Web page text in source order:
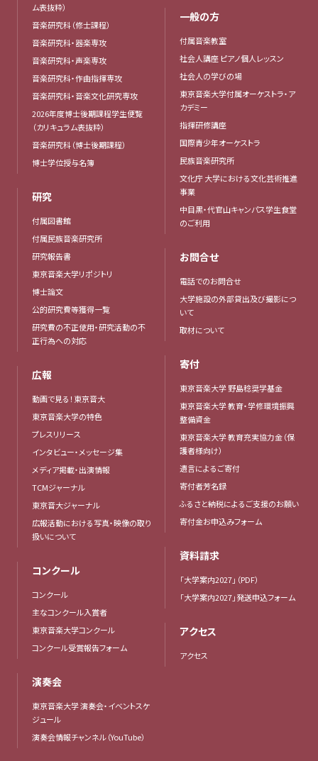
ム表抜粋）
音楽研究科（修士課程）
音楽研究科・器楽専攻
音楽研究科・声楽専攻
音楽研究科・作曲指揮専攻
音楽研究科・音楽文化研究専攻
2026年度博士後期課程学生便覧
（カリキュラム表抜粋）
音楽研究科（博士後期課程）
博士学位授与名簿
研究
付属図書館
付属民族音楽研究所
研究報告書
東京音楽大学リポジトリ
博士論文
公的研究費等獲得一覧
研究費の不正使用・研究活動の不
正行為への対応
広報
動画で見る！東京音大
東京音楽大学の特色
プレスリリース
インタビュー・メッセージ集
メディア掲載・出演情報
TCMジャーナル
東京音大ジャーナル
広報活動における写真・映像の取り
扱いについて
コンクール
コンクール
主なコンクール入賞者
東京音楽大学コンクール
コンクール受賞報告フォーム
演奏会
東京音楽大学 演奏会・イベントスケ
ジュール
演奏会情報チャンネル（YouTube）
一般の方
付属音楽教室
社会人講座 ピアノ個人レッスン
社会人の学びの場
東京音楽大学付属オーケストラ・ア
カデミー
指揮研修講座
国際青少年オーケストラ
民族音楽研究所
文化庁 大学における文化芸術推進
事業
中目黒・代官山キャンパス学生食堂
のご利用
お問合せ
電話でのお問合せ
大学施設の外部貸出及び撮影につ
いて
取材について
寄付
東京音楽大学 野島稔奨学基金
東京音楽大学 教育・学修環境振興
整備資金
東京音楽大学 教育充実協力金（保
護者様向け）
遺言によるご寄付
寄付者芳名録
ふるさと納税によるご支援のお願い
寄付金お申込みフォーム
資料請求
「大学案内2027」（PDF）
「大学案内2027」発送申込フォーム
アクセス
アクセス